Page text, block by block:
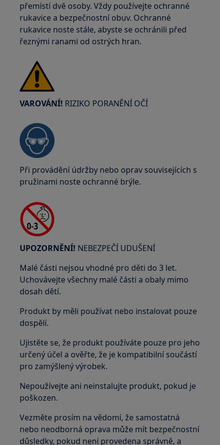
přemístí dvě osoby. Vždy používejte ochranné
rukavice a bezpečnostní obuv. Ochranné
rukavice noste stále, abyste se ochránili před
řeznými ranami od ostrých hran.
VAROVÁNÍ! RIZIKO PORANĚNÍ OČÍ
Při provádění údržby nebo oprav souvisejících s
pružinami noste ochranné brýle.
UPOZORNĚNÍ! NEBEZPEČÍ UDUŠENÍ
Malé části nejsou vhodné pro děti do 3 let.
Uchovávejte všechny malé části a obaly mimo
dosah dětí.
Produkt by měli používat nebo instalovat pouze
dospělí.
Ujistěte se, že produkt používáte pouze pro jeho
určený účel a ověřte, že je kompatibilní součástí
pro zamýšlený výrobek.
Nepoužívejte ani neinstalujte produkt, pokud je
poškozen.
Vezměte prosím na vědomí, že samostatná
nebo neodborná oprava může mít bezpečnostní
důsledky, pokud není provedena správně, a